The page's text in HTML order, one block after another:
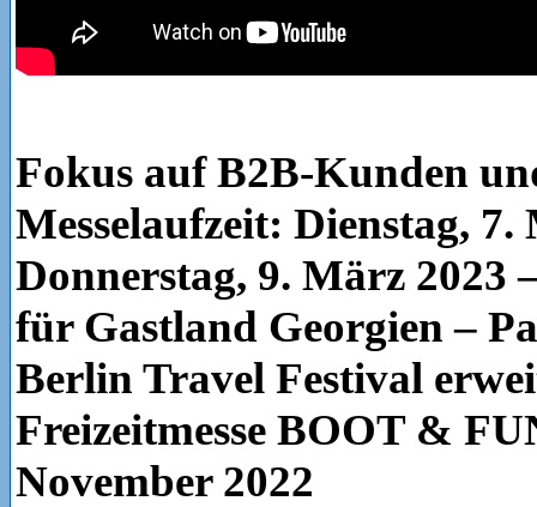
Fokus auf B2B-Kunden
Messelaufzeit: Dienstag, 7.
Donnerstag, 9. März 2023
für Gastland Georgien –
Berlin Travel Festival
Freizeitmesse BOOT &
November 2022